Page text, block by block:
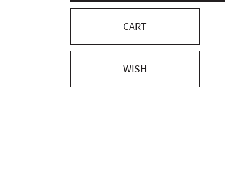
CART
WISH